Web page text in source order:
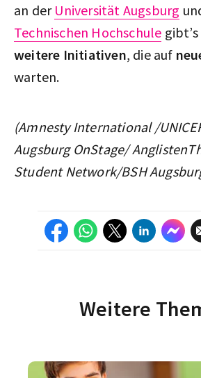
an der Universität Augsburg
Technischen Hochschule
weitere Initiativen, die auf
warten.
(Amnesty International /
Augsburg OnStage/
Student Network/BSH
Weitere